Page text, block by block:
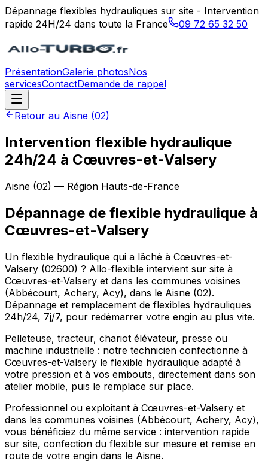
Dépannage flexibles hydrauliques sur site - Intervention
rapide 24H/24 dans toute la France
09 72 65 32 50
PrésentationGalerie photosNos
servicesContactDemande de rappel
Retour au Aisne (02)
Intervention flexible hydraulique
24h/24 à Cœuvres-et-Valsery
Aisne (02) — Région Hauts-de-France
Dépannage de flexible hydraulique à
Cœuvres-et-Valsery
Un flexible hydraulique qui a lâché à Cœuvres-et-
Valsery (02600) ? Allo-flexible intervient sur site à
Cœuvres-et-Valsery et dans les communes voisines
(Abbécourt, Achery, Acy), dans le Aisne (02).
Dépannage et remplacement de flexibles hydrauliques
24h/24, 7j/7, pour redémarrer votre engin au plus vite.
Pelleteuse, tracteur, chariot élévateur, presse ou
machine industrielle : notre technicien confectionne à
Cœuvres-et-Valsery le flexible hydraulique adapté à
votre pression et à vos embouts, directement dans son
atelier mobile, puis le remplace sur place.
Professionnel ou exploitant à Cœuvres-et-Valsery et
dans les communes voisines (Abbécourt, Achery, Acy),
vous bénéficiez du même service : intervention rapide
sur site, confection du flexible sur mesure et remise en
route de votre engin dans le Aisne.